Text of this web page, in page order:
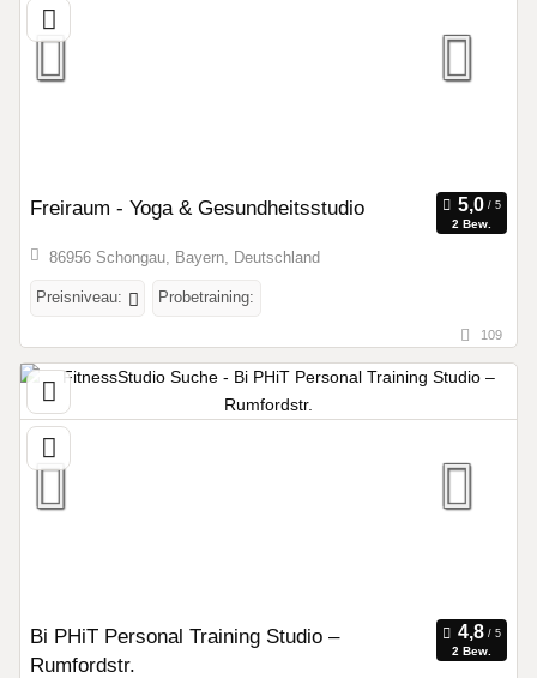
Freiraum - Yoga & Gesundheitsstudio
2 Bew.
86956 Schongau, Bayern, Deutschland
Preisniveau: Probetraining:
109
Bi PHiT Personal Training Studio –
Rumfordstr.
2 Bew.